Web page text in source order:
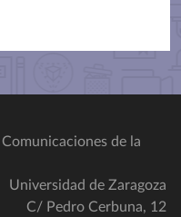
de la
Universidad de Zaragoza
C/ Pedro Cerbuna, 12